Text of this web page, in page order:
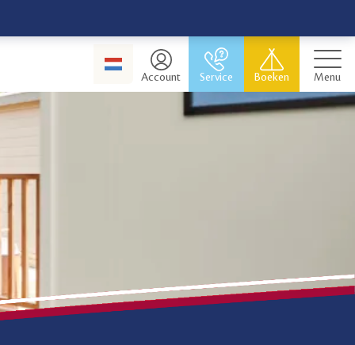
Account Service Boeken Menu